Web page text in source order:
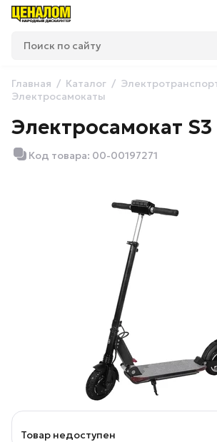
Главная Каталог
Электросамокаты
Электросамокат S3
Код товара: 00-00197271
Товар недоступен